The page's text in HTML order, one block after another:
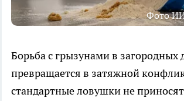
Фото
Борьба с грызунами в загородных
превращается в затяжной
стандартные ловушки не приносят